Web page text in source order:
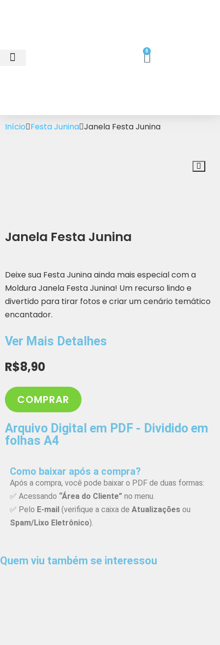
0
Início Festa Junina Janela Festa Junina
Janela Festa Junina
Deixe sua Festa Junina ainda mais especial com a
Moldura Janela Festa Junina! Um recurso lindo e
divertido para tirar fotos e criar um cenário temático
encantador.
Ver Mais Detalhes
R$8,90
COMPRAR
Arquivo Digital em PDF - Dividido em
folhas A4
Como baixar após a compra?
Após a compra, você pode baixar o PDF de duas formas:
✅ Acessando “Área do Cliente” no menu.
✅ Pelo E-mail (verifique a caixa de Atualizações ou
Spam/Lixo Eletrônico).
Quem viu também se interessou